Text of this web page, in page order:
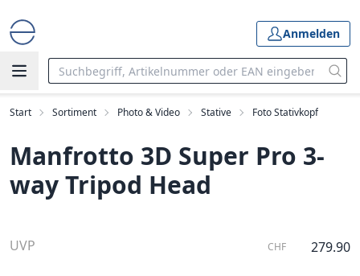
Anmelden
Start Sortiment Photo & Video Stative Foto Stativkopf
Manfrotto 3D Super Pro 3-
way Tripod Head
UVP CHF 279.90